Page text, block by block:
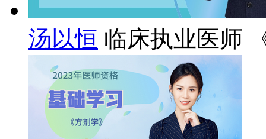
汤以恒 临床执业医师